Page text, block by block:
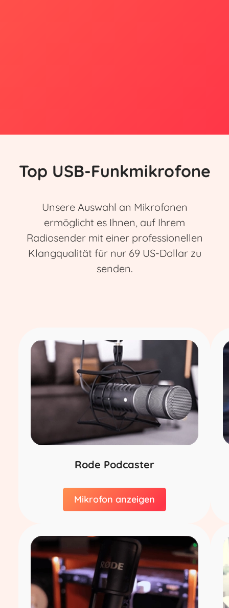
Top USB-Funkmikrofone
Unsere Auswahl an Mikrofonen
ermöglicht es Ihnen, auf Ihrem
Radiosender mit einer professionellen
Klangqualität für nur 69 US-Dollar zu
senden.
Rode Podcaster
Mikrofon anzeigen